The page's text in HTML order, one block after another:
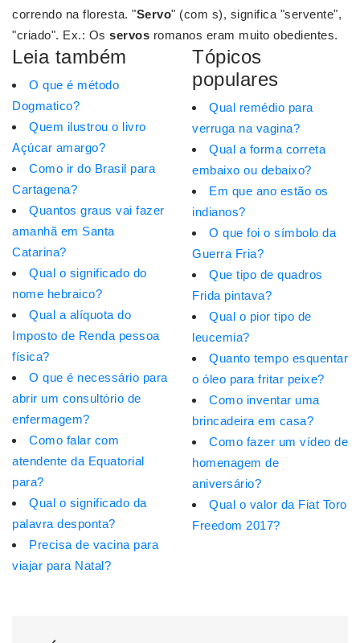
correndo na floresta. "Servo" (com s), significa "servente",
"criado". Ex.: Os servos romanos eram muito obedientes.
Leia também
O que é método
Dogmatico?
Quem ilustrou o livro
Açúcar amargo?
Como ir do Brasil para
Cartagena?
Quantos graus vai fazer
amanhã em Santa
Catarina?
Qual o significado do
nome hebraico?
Qual a alíquota do
Imposto de Renda pessoa
física?
O que é necessário para
abrir um consultório de
enfermagem?
Como falar com
atendente da Equatorial
para?
Qual o significado da
palavra desponta?
Precisa de vacina para
viajar para Natal?
Tópicos
populares
Qual remédio para
verruga na vagina?
Qual a forma correta
embaixo ou debaixo?
Em que ano estão os
indianos?
O que foi o símbolo da
Guerra Fria?
Que tipo de quadros
Frida pintava?
Qual o pior tipo de
leucemia?
Quanto tempo esquentar
o óleo para fritar peixe?
Como inventar uma
brincadeira em casa?
Como fazer um vídeo de
homenagem de
aniversário?
Qual o valor da Fiat Toro
Freedom 2017?